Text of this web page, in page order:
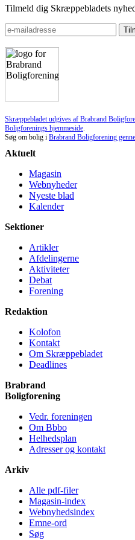
Tilmeld dig Skræppebladets
Skræppebladet udgives af Brabrand
Boligforenings hjemmeside
Søg om bolig i Brabrand Boligforening
Aktuelt
Magasin
Webnyheder
Nyeste blad
Kalender
Sektioner
Artikler
Afdelingerne
Aktiviteter
Debat
Forening
Redaktion
Kolofon
Kontakt
Om Skræppe­bladet
Deadlines
Brabrand
Bolig­forening
Vedr. foreningen
Om Bbbo
Helheds­plan
Adresser og kontakt
Arkiv
Alle pdf-filer
Magasin-index
Webnyhedsindex
Emne-ord
Søg